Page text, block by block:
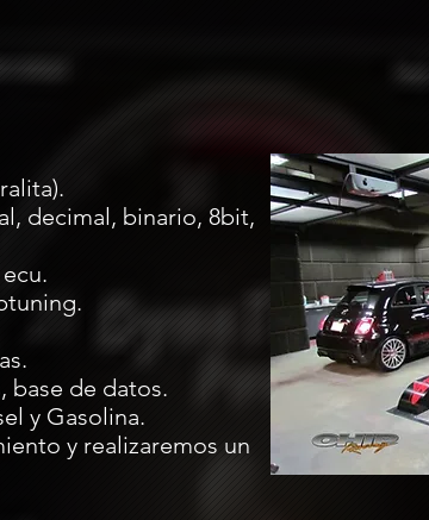
decimal, binario, 8bit,
base de datos.
y Gasolina.
y realizaremos un